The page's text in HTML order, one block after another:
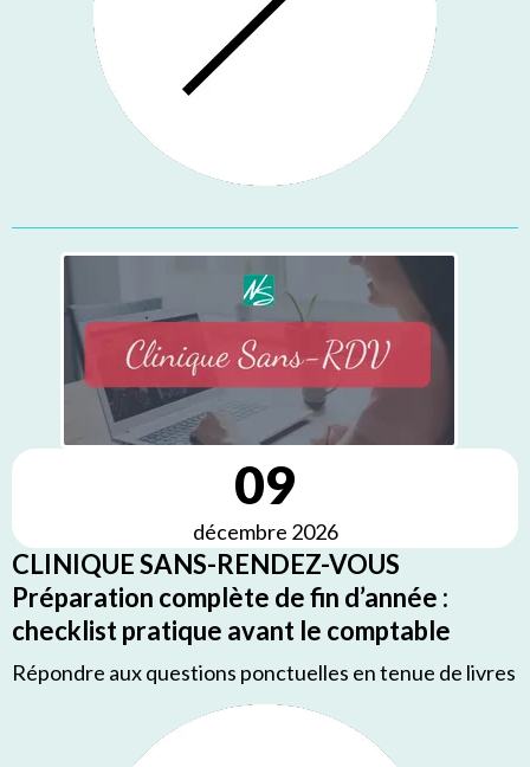
09
décembre 2026
CLINIQUE SANS-RENDEZ-VOUS
Préparation complète de fin d’année :
checklist pratique avant le comptable
Répondre aux questions ponctuelles en tenue de livres